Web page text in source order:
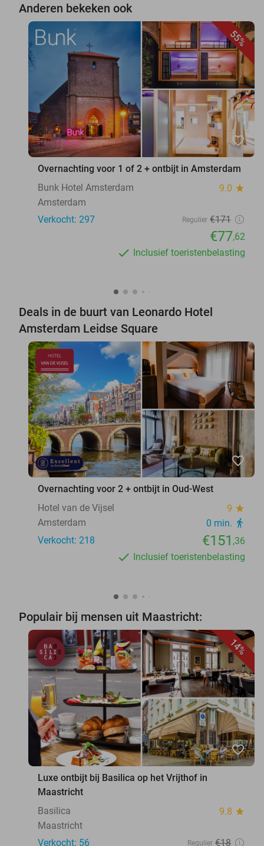
Anderen bekeken ook
55%
favorite_border
Overnachting voor 1 of 2 + ontbijt in Amsterdam
Bunk Hotel Amsterdam
9.0 star
Amsterdam
Verkocht: 297
Regulier €171
€77,62
Inclusief toeristenbelasting
Deals in de buurt van Leonardo Hotel
Amsterdam Leidse Square
favorite_border
Overnachting voor 2 + ontbijt in Oud-West
Hotel van de Vijsel
9 star
Amsterdam 0 min. directions_walk
Verkocht: 218 €151 ,36
Inclusief toeristenbelasting
Populair bij mensen uit Maastricht:
14%
favorite_border
Luxe ontbijt bij Basilica op het Vrijthof in
Maastricht
Basilica
9.8 star
Maastricht
Verkocht: 56
Regulier €18